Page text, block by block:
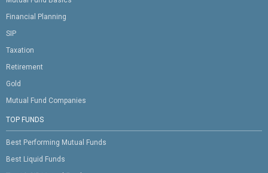
Financial Planning
SIP
Taxation
Retirement
Gold
Mutual Fund Companies
TOP FUNDS
Best Performing Mutual Funds
Best Liquid Funds